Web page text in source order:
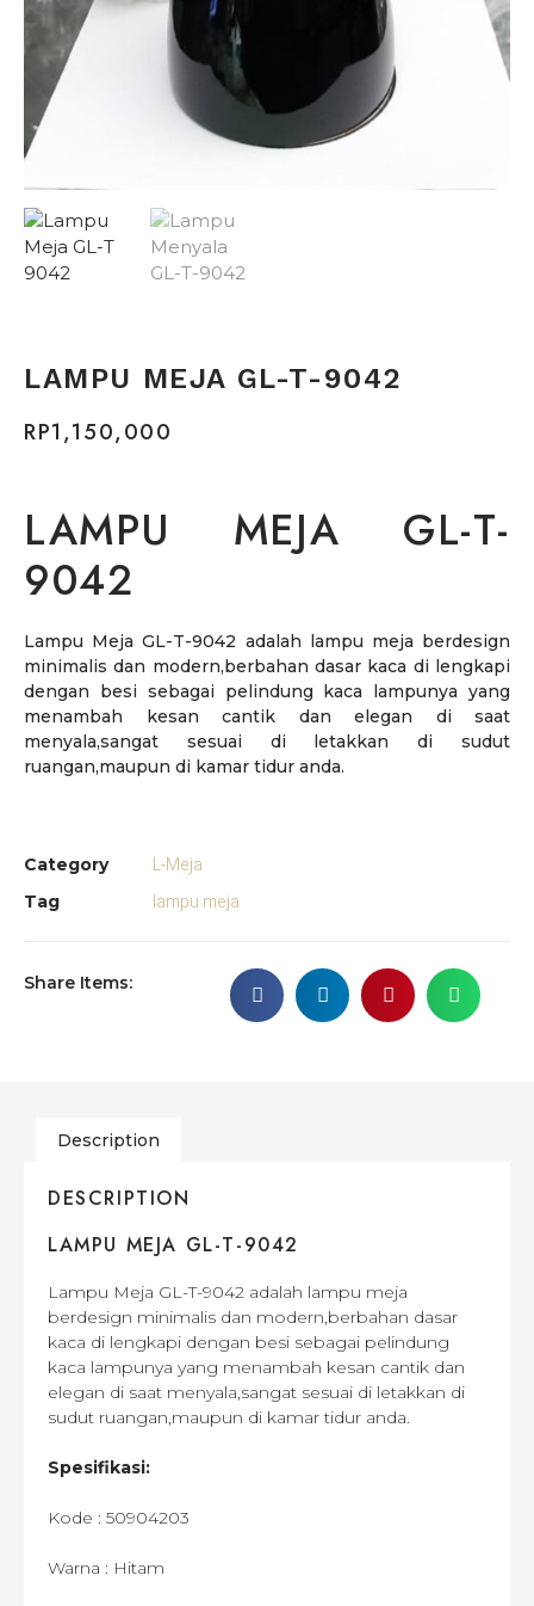
LAMPU MEJA GL-T-9042
RP1,150,000
LAMPU MEJA GL-T-
9042
Lampu Meja GL-T-9042 adalah lampu meja berdesign
minimalis dan modern,berbahan dasar kaca di lengkapi
dengan besi sebagai pelindung kaca lampunya yang
menambah kesan cantik dan elegan di saat
menyala,sangat sesuai di letakkan di sudut
ruangan,maupun di kamar tidur anda.
Category L-Meja
Tag lampu meja
Share Items:
Description
DESCRIPTION
LAMPU MEJA GL-T-9042
Lampu Meja GL-T-9042 adalah lampu meja
berdesign minimalis dan modern,berbahan dasar
kaca di lengkapi dengan besi sebagai pelindung
kaca lampunya yang menambah kesan cantik dan
elegan di saat menyala,sangat sesuai di letakkan di
sudut ruangan,maupun di kamar tidur anda.
Spesifikasi:
Kode : 50904203
Warna : Hitam